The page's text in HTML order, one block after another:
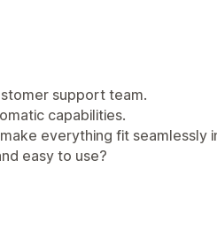
support team.
capabilities.
everything fit seamlessly
easy to use?